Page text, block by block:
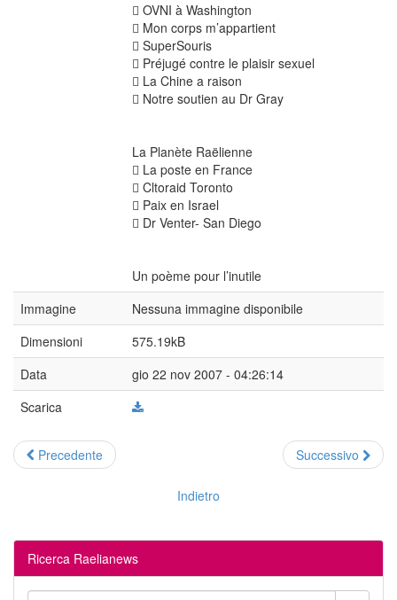
 OVNI à Washington
 Mon corps m’appartient
 SuperSouris
 Préjugé contre le plaisir sexuel
 La Chine a raison
 Notre soutien au Dr Gray
La Planète Raëlienne
 La poste en France
 Cltoraid Toronto
 Paix en Israel
 Dr Venter- San Diego
Un poème pour l’inutile
Immagine
Nessuna immagine disponibile
Dimensioni
575.19kB
Data
gio 22 nov 2007 - 04:26:14
Scarica
Precedente Successivo
Indietro
Ricerca Raelianews